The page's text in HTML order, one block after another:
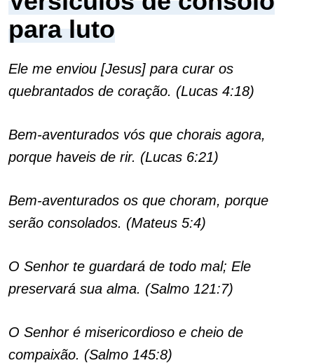
para luto
Ele me enviou [Jesus] para curar os
quebrantados de coração. (Lucas 4:18)
Bem-aventurados vós que chorais agora,
porque haveis de rir. (Lucas 6:21)
Bem-aventurados os que choram, porque
serão consolados. (Mateus 5:4)
O Senhor te guardará de todo mal; Ele
preservará sua alma. (Salmo 121:7)
O Senhor é misericordioso e cheio de
compaixão. (Salmo 145:8)